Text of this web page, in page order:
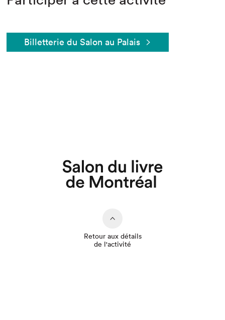
Billetterie du Salon au Palais
Retour aux détails
de l'activité